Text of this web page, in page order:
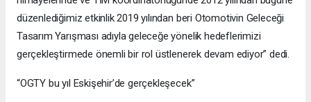
düzenlediğimiz etkinlik 2019 yılından beri Otomotivin Geleceği
Tasarım Yarışması adıyla geleceğe yönelik hedeflerimizi
gerçekleştirmede önemli bir rol üstlenerek devam ediyor” dedi.
“OGTY bu yıl Eskişehir’de gerçekleşecek”